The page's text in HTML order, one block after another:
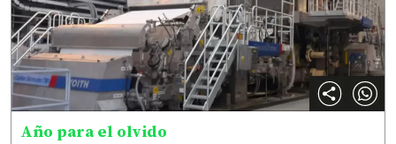
Año para el olvido